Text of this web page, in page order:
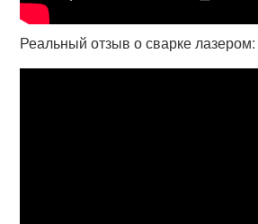
Реальный отзыв о сварке лазером: